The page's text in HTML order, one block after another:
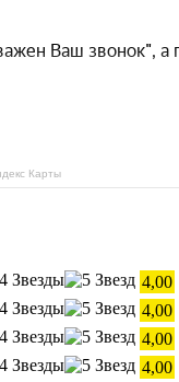
Карты
4,00
4,00
4,00
4,00